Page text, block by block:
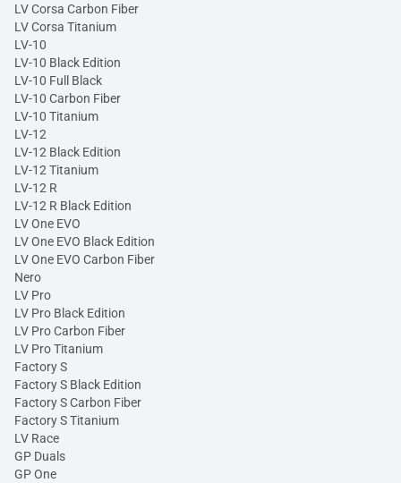
LV Corsa Carbon Fiber
LV Corsa Titanium
LV-10
LV-10 Black Edition
LV-10 Full Black
LV-10 Carbon Fiber
LV-10 Titanium
LV-12
LV-12 Black Edition
LV-12 Titanium
LV-12 R
LV-12 R Black Edition
LV One EVO
LV One EVO Black Edition
LV One EVO Carbon Fiber
Nero
LV Pro
LV Pro Black Edition
LV Pro Carbon Fiber
LV Pro Titanium
Factory S
Factory S Black Edition
Factory S Carbon Fiber
Factory S Titanium
LV Race
GP Duals
GP One